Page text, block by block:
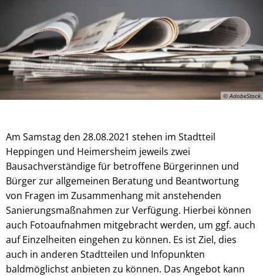
© AdobeStock
Am Samstag den 28.08.2021 stehen im Stadtteil
Heppingen und Heimersheim jeweils zwei
Bausachverständige für betroffene Bürgerinnen und
Bürger zur allgemeinen Beratung und Beantwortung
von Fragen im Zusammenhang mit anstehenden
Sanierungsmaßnahmen zur Verfügung. Hierbei können
auch Fotoaufnahmen mitgebracht werden, um ggf. auch
auf Einzelheiten eingehen zu können. Es ist Ziel, dies
auch in anderen Stadtteilen und Infopunkten
baldmöglichst anbieten zu können. Das Angebot kann